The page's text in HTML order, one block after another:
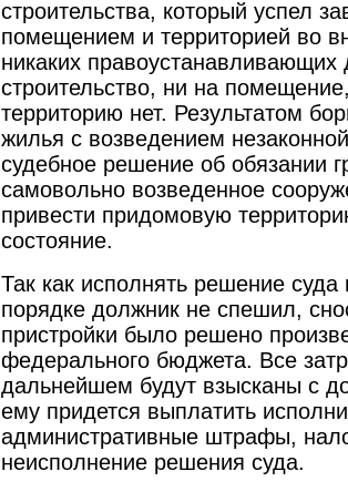
строительства, который успел
помещением и территорией во
никаких правоустанавливающих
строительство, ни на
территорию нет. Результатом
жилья с возведением
судебное решение об обязании
самовольно возведенное
привести придомовую
состояние.
Так как исполнять решение
порядке должник не спешил,
пристройки было решено
федерального бюджета. Все
дальнейшем будут взысканы с
ему придется выплатить
административные штрафы,
неисполнение решения суда.